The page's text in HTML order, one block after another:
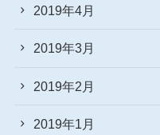
2019年4月
2019年3月
2019年2月
2019年1月